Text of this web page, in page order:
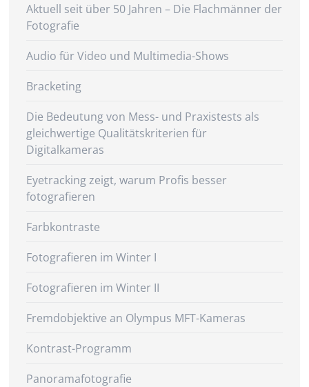
Aktuell seit über 50 Jahren – Die Flachmänner der
Fotografie
Audio für Video und Multimedia-Shows
Bracketing
Die Bedeutung von Mess- und Praxistests als
gleichwertige Qualitätskriterien für
Digitalkameras
Eyetracking zeigt, warum Profis besser
fotografieren
Farbkontraste
Fotografieren im Winter I
Fotografieren im Winter II
Fremdobjektive an Olympus MFT-Kameras
Kontrast-Programm
Panoramafotografie